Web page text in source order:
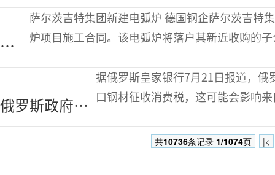
变化“十五
五”规划》发布
企
业
态
萨尔茨吉特集团新建电弧炉 德国钢企萨尔茨吉特集团（Salzgitter AG）宣布，已敲定新建电弧
炉项目施工合同。该电弧炉将落户其新近收购的
俄罗斯政府考
虑对进口钢材
据俄罗斯皇家银行7月21日报道，俄
口钢材征收消费税，这可能会影响
|<
共10736条记录 1/1074页